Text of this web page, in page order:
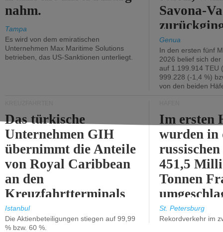
nahm.
Tampa
Es wird von dem emiratischen
Unternehmen Max Maritime Solutions
betrieben, das US-Sanktionen unterliegt.
Savona-
Genua
In den ersten fünf
2026 belief sich
auf 1.199.914 TEU
999.228 (-1,4 %)
von den beiden
Das türkische
Unternehmen GIH
übernimmt die Anteile
von Royal Caribbean
an den
Kreuzfahrtterminals
in Kusadasi und
Lissabon.
Istanbul
Die Aktienbeteiligungen stiegen auf 99,99
% bzw. 60 %.
Im ersten
wurden in
451,5
Tonnen
%).
St. Petersburg
Rekordverkehr im